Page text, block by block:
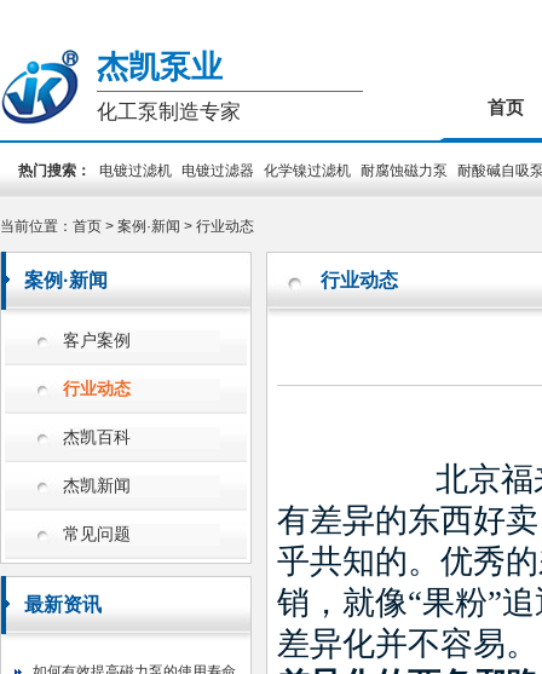
杰凯泵业
化工泵制造专家 首页
热门搜索： 电镀过滤机 电镀过滤器 化学镍过滤机 耐腐蚀磁力泵
耐酸碱自吸
当前位置： 首页 > 案例·新闻 > 行业动态
案例·新闻
客户案例
行业动态
杰凯百科
杰凯新闻
常见问题
最新资讯
行业动态
北京
有差异的东西好
乎共知的。优秀
销，就像“果粉”追
差异化并不容易。